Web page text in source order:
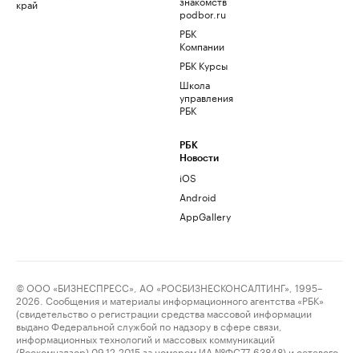
край
podbor.ru
РБК
Компании
РБК Курсы
Школа
управления
РБК
РБК
Новости
iOS
Android
AppGallery
© ООО «БИЗНЕСПРЕСС», АО «РОСБИЗНЕСКОНСАЛТИНГ», 1995–
2026. Сообщения и материалы информационного агентства «РБК»
(свидетельство о регистрации средства массовой информации
выдано Федеральной службой по надзору в сфере связи,
информационных технологий и массовых коммуникаций